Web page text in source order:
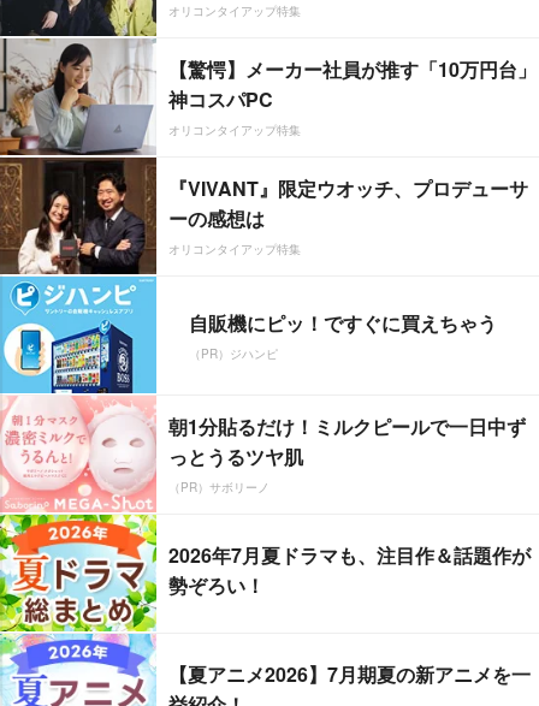
オリコンタイアップ特集
【驚愕】メーカー社員が推す「10万円台」
神コスパPC
オリコンタイアップ特集
『VIVANT』限定ウオッチ、プロデューサ
ーの感想は
オリコンタイアップ特集
自販機にピッ！ですぐに買えちゃう
（PR）ジハンピ
朝1分貼るだけ！ミルクピールで一日中ず
っとうるツヤ肌
（PR）サボリーノ
2026年7月夏ドラマも、注目作＆話題作が
勢ぞろい！
【夏アニメ2026】7月期夏の新アニメを一